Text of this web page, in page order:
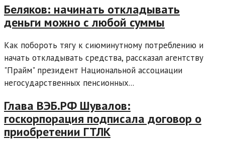
Беляков: начинать откладывать
деньги можно с любой суммы
Как побороть тягу к сиюминутному потреблению и
начать откладывать средства, рассказал агентству
"Прайм" президент Национальной ассоциации
негосударственных пенсионных...
Глава ВЭБ.РФ Шувалов:
госкорпорация подписала договор о
приобретении ГТЛК